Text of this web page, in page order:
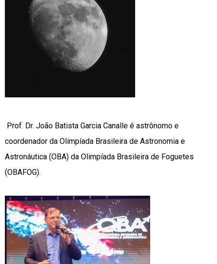
Prof. Dr. João Batista Garcia Canalle é astrônomo e
coordenador da Olimpíada Brasileira de Astronomia e
Astronáutica (OBA) da Olimpíada Brasileira de Foguetes
(OBAFOG).